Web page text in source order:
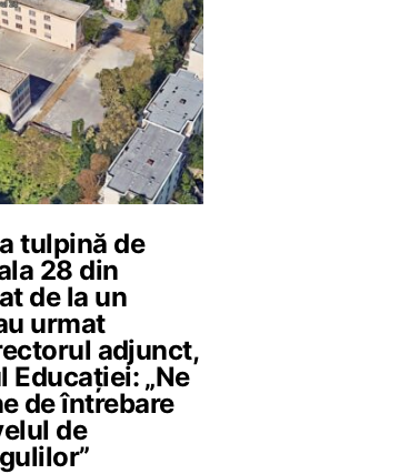
tulpină de
28 din
de la un
urmat
adjunct,
„Ne
de întrebare
de